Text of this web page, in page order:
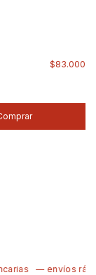
$83.000
— envíos